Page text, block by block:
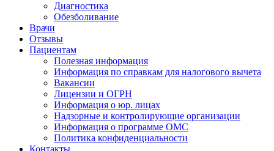
Диагностика
Обезболивание
Врачи
Отзывы
Пациентам
Полезная информация
Информация по справкам для налогового вычета
Вакансии
Лицензии и ОГРН
Информация о юр. лицах
Надзорные и контролирующие организации
Информация о программе ОМС
Политика конфиденциальности
Контакты